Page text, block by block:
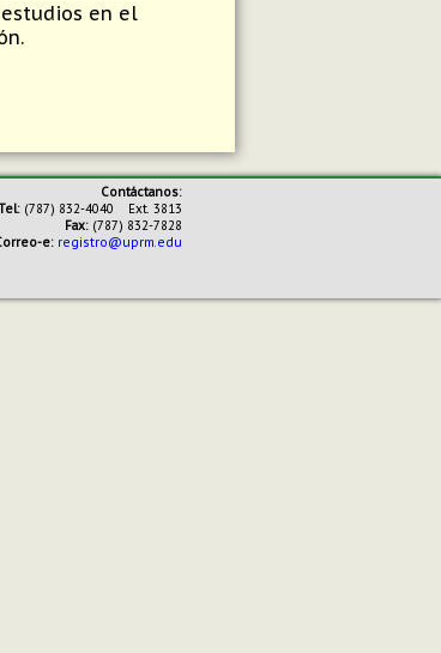
en el
Contáctanos:
(787) 832-4040 Ext. 3813
Fax: (787) 832-7828
e: registro@uprm.edu